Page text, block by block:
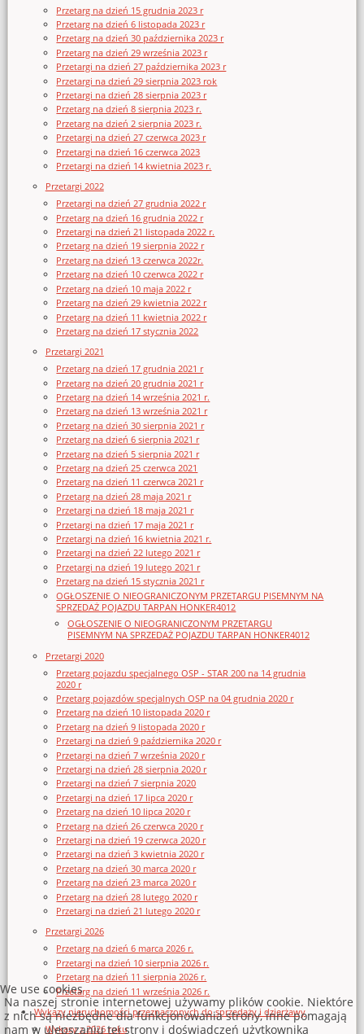
Przetarg na dzień 15 grudnia 2023 r
Przetarg na dzień 6 listopada 2023 r
Przetarg na dzień 30 października 2023 r
Przetarg na dzień 29 września 2023 r
Przetargi na dzień 27 października 2023 r
Przetargi na dzień 29 sierpnia 2023 rok
Przetargi na dzień 28 sierpnia 2023 r
Przetarg na dzień 8 sierpnia 2023 r.
Przetarg na dzień 2 sierpnia 2023 r.
Przetargi na dzień 27 czerwca 2023 r
Przetargi na dzień 16 czerwca 2023
Przetargi na dzień 14 kwietnia 2023 r.
Przetargi 2022
Przetargi na dzień 27 grudnia 2022 r
Przetarg na dzień 16 grudnia 2022 r
Przetargi na dzień 21 listopada 2022 r.
Przetarg na dzień 19 sierpnia 2022 r
Przetarg na dzień 13 czerwca 2022r.
Przetarg na dzień 10 czerwca 2022 r
Przetarg na dzień 10 maja 2022 r
Przetarg na dzień 29 kwietnia 2022 r
Przetarg na dzień 11 kwietnia 2022 r
Przetarg na dzień 17 stycznia 2022
Przetargi 2021
Przetarg na dzień 17 grudnia 2021 r
Przetarg na dzień 20 grudnia 2021 r
Przetarg na dzień 14 września 2021 r.
Przetarg na dzień 13 września 2021 r
Przetarg na dzień 30 sierpnia 2021 r
Przetarg na dzień 6 sierpnia 2021 r
Przetarg na dzień 5 sierpnia 2021 r
Przetarg na dzień 25 czerwca 2021
Przetarg na dzień 11 czerwca 2021 r
Przetarg na dzień 28 maja 2021 r
Przetargi na dzień 18 maja 2021 r
Przetargi na dzień 17 maja 2021 r
Przetargi na dzień 16 kwietnia 2021 r.
Przetargi na dzień 22 lutego 2021 r
Przetargi na dzień 19 lutego 2021 r
Przetarg na dzień 15 stycznia 2021 r
OGŁOSZENIE O NIEOGRANICZONYM PRZETARGU PISEMNYM NA
SPRZEDAŻ POJAZDU TARPAN HONKER4012
OGŁOSZENIE O NIEOGRANICZONYM PRZETARGU
PISEMNYM NA SPRZEDAŻ POJAZDU TARPAN HONKER4012
Przetargi 2020
Przetarg pojazdu specjalnego OSP - STAR 200 na 14 grudnia
2020 r
Przetarg pojazdów specjalnych OSP na 04 grudnia 2020 r
Przetarg na dzień 10 listopada 2020 r
Przetarg na dzień 9 listopada 2020 r
Przetargi na dzień 9 października 2020 r
Przetargi na dzień 7 września 2020 r
Przetargi na dzień 28 sierpnia 2020 r
Przetargi na dzień 7 sierpnia 2020
Przetargi na dzień 17 lipca 2020 r
Przetarg na dzień 10 lipca 2020 r
Przetarg na dzień 26 czerwca 2020 r
Przetargi na dzień 19 czerwca 2020 r
Przetargi na dzień 3 kwietnia 2020 r
Przetarg na dzień 30 marca 2020 r
Przetarg na dzień 23 marca 2020 r
Przetarg na dzień 28 lutego 2020 r
Przetargi na dzień 21 lutego 2020 r
Przetargi 2026
Przetarg na dzień 6 marca 2026 r.
Przetargi na dzień 10 sierpnia 2026 r.
Przetarg na dzień 11 sierpnia 2026 r.
Przetarg na dzień 11 września 2026 r.
Wykazy nieruchomości przeznaczonych do sprzedaży i dzierżawy
Wykazy z 2026 roku
We use cookies
Na naszej stronie internetowej używamy plików cookie. Niektóre
z nich są niezbędne dla funkcjonowania strony, inne pomagają
nam w ulepszaniu tej strony i doświadczeń użytkownika